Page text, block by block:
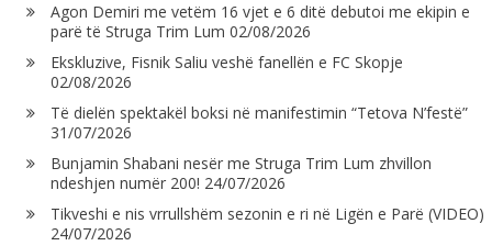
Agon Demiri me vetëm 16 vjet e 6 ditë debutoi me ekipin e
parë të Struga Trim Lum 02/08/2026
Ekskluzive, Fisnik Saliu veshë fanellën e FC Skopje
02/08/2026
Të dielën spektakël boksi në manifestimin “Tetova N’festë”
31/07/2026
Bunjamin Shabani nesër me Struga Trim Lum zhvillon
ndeshjen numër 200! 24/07/2026
Tikveshi e nis vrrullshëm sezonin e ri në Ligën e Parë (VIDEO)
24/07/2026